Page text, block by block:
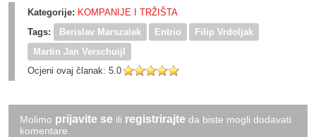
Kategorije: KOMPANIJE I TRŽIŠTA
Tags:
Berislav Marszalek Entrio
Filip Vrdoljak
Martin Jan Verschuijl
Ocjeni ovaj članak: 5.0
Molimo prijavite se ili registrirajte da biste mogli dodavati
komentare.